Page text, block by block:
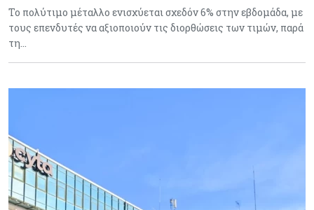
Το πολύτιμο μέταλλο ενισχύεται σχεδόν 6% στην εβδομάδα, με
τους επενδυτές να αξιοποιούν τις διορθώσεις των τιμών, παρά
τη…